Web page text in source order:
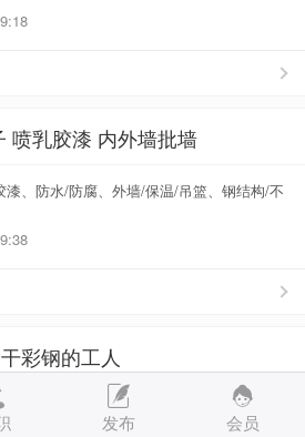
喷乳胶漆 内外墙批墙
、防水/防腐、外墙/保温/吊篮、钢结构/不
彩钢的工人
钢结构/不锈钢/彩钢
发布 会员